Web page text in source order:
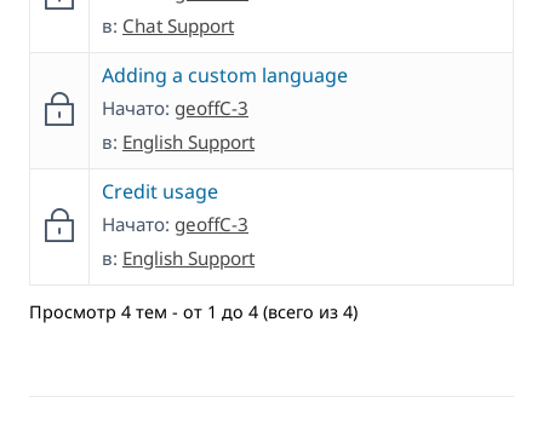
в: Chat Support
Adding a custom language
Начато: geoffC-3
в: English Support
Credit usage
Начато: geoffC-3
в: English Support
Просмотр 4 тем - от 1 до 4 (всего из 4)